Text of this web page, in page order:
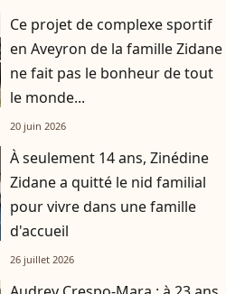
Ce projet de complexe sportif
en Aveyron de la famille Zidane
ne fait pas le bonheur de tout
le monde...
20 juin 2026
À seulement 14 ans, Zinédine
Zidane a quitté le nid familial
pour vivre dans une famille
d'accueil
26 juillet 2026